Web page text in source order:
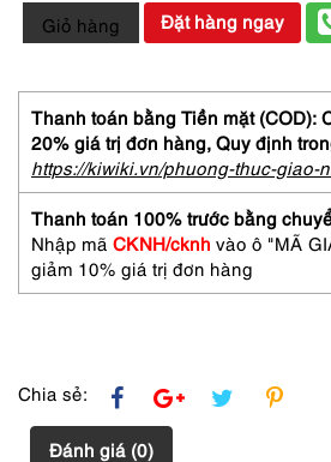
6099-
Yves
Laurent
Baby
Doll
EDT
spray
50ml-
Nước
hoa
nữ-
số
Giỏ hàng Đặt hàng ngay
Thanh toán bằng Tiền mặt (COD):
20% giá trị đơn hàng, Quy định
https://kiwiki.vn/phuong-thuc-giao-
Thanh toán 100% trước bằng
Nhập mã CKNH/cknh vào ô "MÃ
giảm 10% giá trị đơn hàng
Chia sẻ:
Đánh giá (0)